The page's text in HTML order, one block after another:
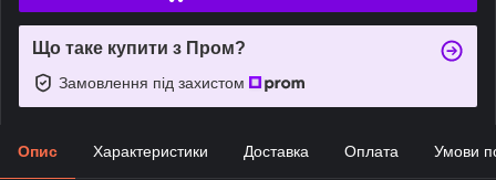
Що таке купити з Пром?
Замовлення під захистом
Опис Характеристики Доставка Оплата Умови